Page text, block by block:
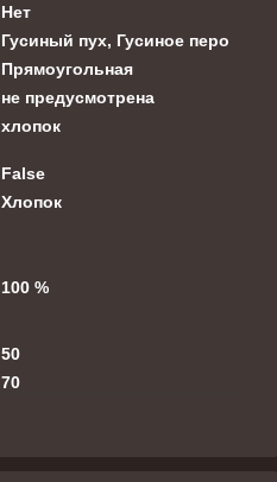
Нет
Гусиный пух, Гусиное перо
Прямоугольная
не предусмотрена
хлопок
False
Хлопок
100 %
50
70